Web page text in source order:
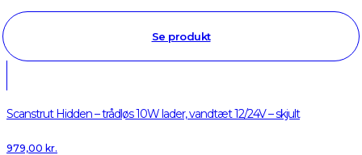
Se produkt
Scanstrut Hidden – trådløs 10W lader, vandtæt 12/24V – skjult
979,00 kr.